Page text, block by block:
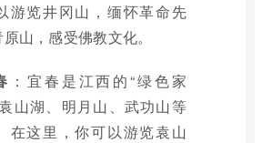
游览井冈山，缅怀革命先
山，感受佛教文化。
：宜春是江西的“绿色家
山湖、明月山、武功山等
在这里，你可以游览袁山